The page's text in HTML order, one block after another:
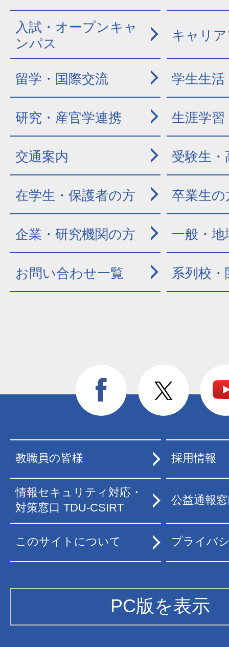
入試・オープンキャ
ンパス
キャリ
留学・国際交流 学生生活
研究・産官学連携 生涯学習
交通案内 受験生
在学生・保護者の方 卒業生の
企業・研究機関の方 一般・地
お問い合わせ一覧 系列校
教職員の皆様 採用情報
情報セキュリティ対応・
対策窓口 TDU-CSIRT
公益通報
このサイトについて プライバ
PC版を表示